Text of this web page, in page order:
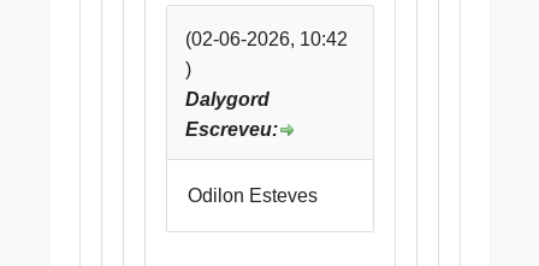
(02-06-2026, 10:42
)
Dalygord
Escreveu:
Odilon Esteves